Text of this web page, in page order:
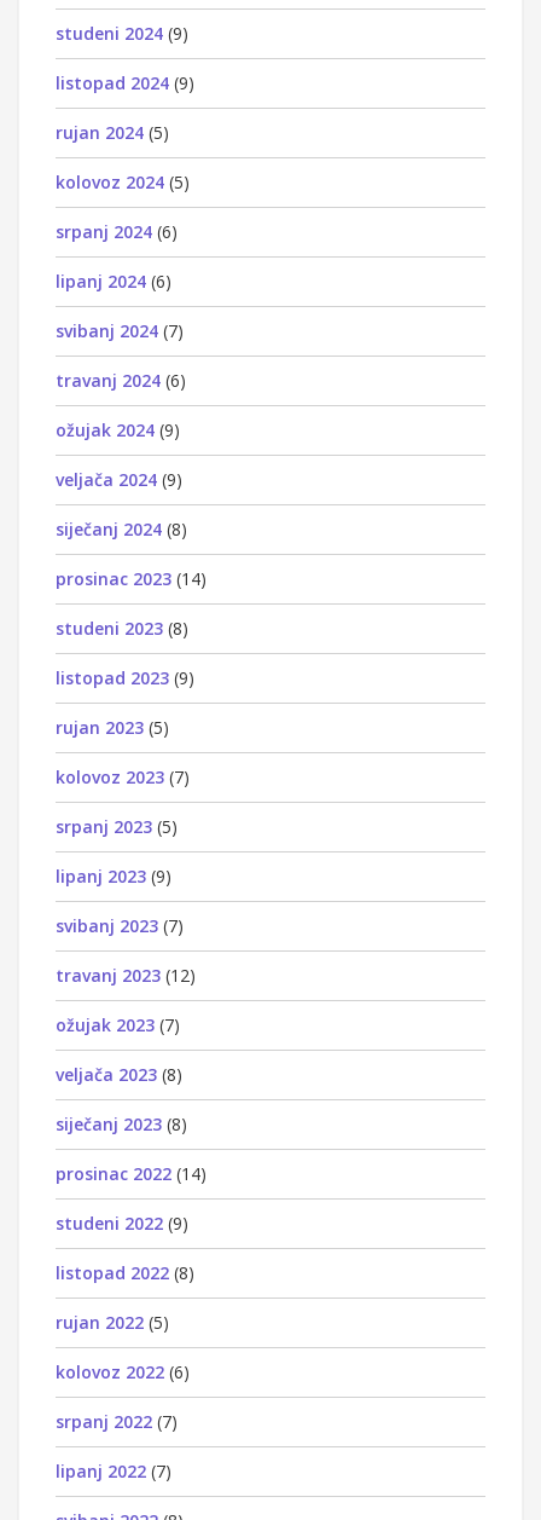
studeni 2024 (9)
listopad 2024 (9)
rujan 2024 (5)
kolovoz 2024 (5)
srpanj 2024 (6)
lipanj 2024 (6)
svibanj 2024 (7)
travanj 2024 (6)
ožujak 2024 (9)
veljača 2024 (9)
siječanj 2024 (8)
prosinac 2023 (14)
studeni 2023 (8)
listopad 2023 (9)
rujan 2023 (5)
kolovoz 2023 (7)
srpanj 2023 (5)
lipanj 2023 (9)
svibanj 2023 (7)
travanj 2023 (12)
ožujak 2023 (7)
veljača 2023 (8)
siječanj 2023 (8)
prosinac 2022 (14)
studeni 2022 (9)
listopad 2022 (8)
rujan 2022 (5)
kolovoz 2022 (6)
srpanj 2022 (7)
lipanj 2022 (7)